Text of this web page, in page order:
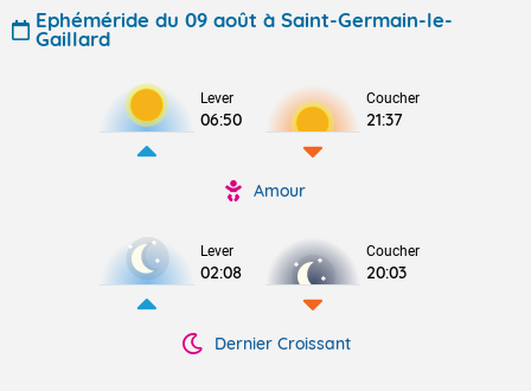
Ephéméride du 09 août à Saint-Germain-le-
Gaillard
Lever
06:50
Coucher
21:37
Amour
Lever
02:08
Coucher
20:03
Dernier Croissant